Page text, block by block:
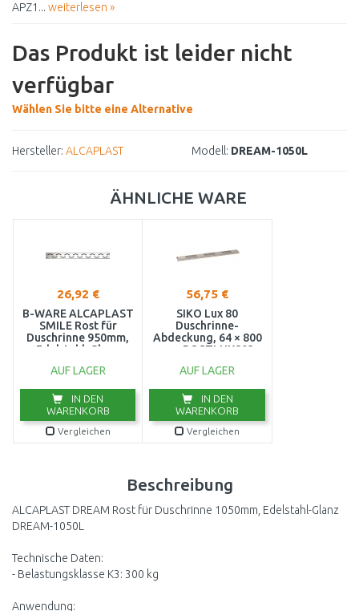
APZ1... weiterlesen »
Das Produkt ist leider nicht
verfügbar
Wählen Sie bitte eine Alternative
Hersteller: ALCAPLAST Modell: DREAM-1050L
ÄHNLICHE WARE
26,92 €
B-WARE ALCAPLAST
SMILE Rost für
Duschrinne 950mm,
Edelstahl-Glanz
AUSVERPACKT
AUF LAGER
IN DEN
WARENKORB
Vergleichen
56,75 €
SIKO Lux 80
Duschrinne-
Abdeckung, 64 × 800
mm ROSTLUX803
AUF LAGER
IN DEN
WARENKORB
Vergleichen
Beschreibung
ALCAPLAST DREAM Rost für Duschrinne 1050mm, Edelstahl-Glanz
DREAM-1050L
Technische Daten:
- Belastungsklasse K3: 300 kg
Anwendung: